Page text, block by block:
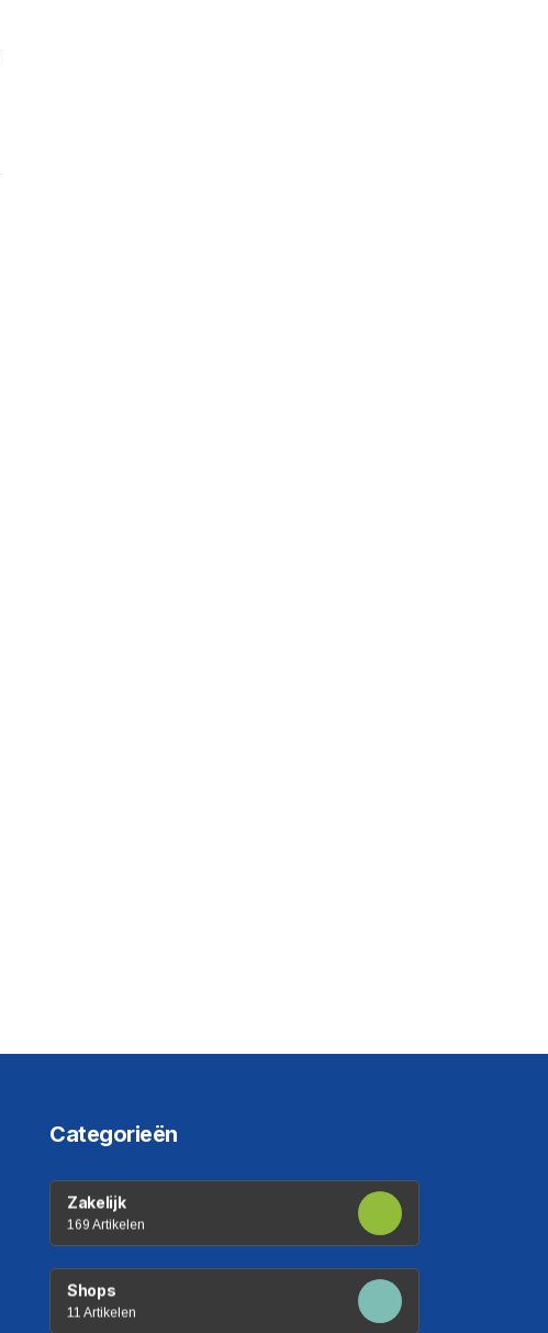
Categorieën
Zakelijk
169 Artikelen
Shops
11 Artikelen